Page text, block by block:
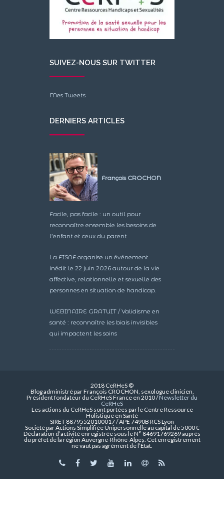
SUIVEZ-NOUS SUR TWITTER
Mes Tweets
DERNIERS ARTICLES
François CROCHON
Facile, pas facile : un outil pour
reconnaître ensemble les besoins de
l’enfant et ceux du parent
La FISAF organise un événement
inédit le 22 juin 2026 autour de la vie
affective, relationnelle et sexuelle des
personnes en situation de handicap.
WEBINAIRE GRATUIT / Validisme en
santé : reconnaître les biais invisibles
qui impactent les soins
2018 CeRHeS ©
Blog administré par François CROCHON, sexologue clinicien,
Président fondateur du CeRHeS France en 2010 /Newsletter du
CeRHeS
Les actions du CeRHeS sont portées par le Centre Ressource
Holistique en Santé
SIRET 88795520100017 / APE 7490B RCS Lyon
Société par Actions Simplifiée Unipersonnelle au capital de 5000 €
Déclaration d’activité enregistrée sous le N° 84691769269 auprès
du préfet de la région Auvergne-Rhône-Alpes. Cet enregistrement
ne vaut pas agrément de l’État.